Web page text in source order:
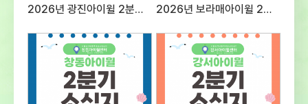
2차 : 면접전형 – 2026년 8월 중
자세지원동기 및 예절 등의 태도20표현력질문
대응 능력 등 종합적 표현력20전문성근무경력,
자격증, 관련분야 경험 등의
전문성30사회성조직문화 적응도 및 기타
대인관계성30 3. 접수방법 및 제출서류○
2026년 광진아이윌 2분기 소식지 2026년 보라매아이윌 2분기 소식지